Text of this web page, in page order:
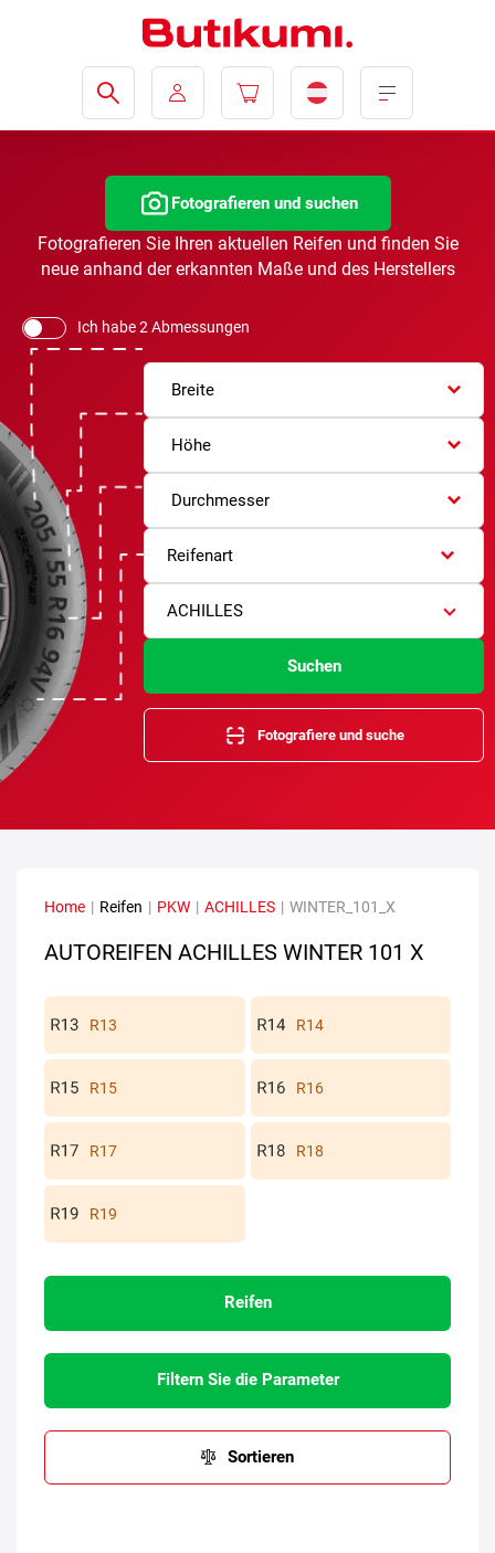
Fotografieren und suchen
Fotografieren Sie Ihren aktuellen Reifen und finden Sie
neue anhand der erkannten Maße und des Herstellers
Ich habe 2 Abmessungen
Breite
Höhe
Durchmesser
Reifenart
ACHILLES
Suchen
Fotografiere und suche
Home | Reifen | PKW | ACHILLES | WINTER_101_X
AUTOREIFEN ACHILLES WINTER 101 X
R13 R14
R15 R16
R17 R18
R19
Reifen
Filtern Sie die Parameter
Sortieren